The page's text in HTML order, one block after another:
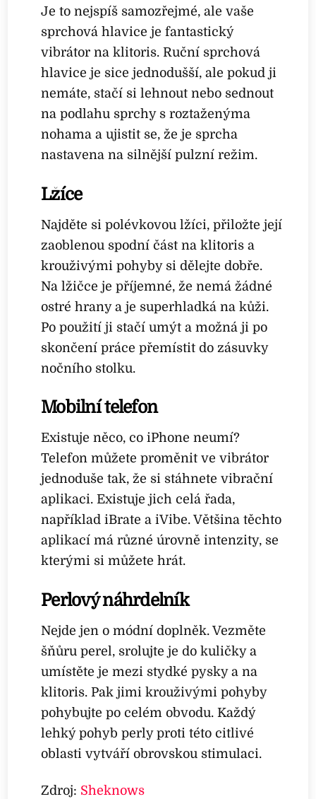
Je to nejspíš samozřejmé, ale vaše
sprchová hlavice je fantastický
vibrátor na klitoris. Ruční sprchová
hlavice je sice jednodušší, ale pokud ji
nemáte, stačí si lehnout nebo sednout
na podlahu sprchy s roztaženýma
nohama a ujistit se, že je sprcha
nastavena na silnější pulzní režim.
Lžíce
Najděte si polévkovou lžíci, přiložte její
zaoblenou spodní část na klitoris a
krouživými pohyby si dělejte dobře.
Na lžičce je příjemné, že nemá žádné
ostré hrany a je superhladká na kůži.
Po použití ji stačí umýt a možná ji po
skončení práce přemístit do zásuvky
nočního stolku.
Mobilní telefon
Existuje něco, co iPhone neumí?
Telefon můžete proměnit ve vibrátor
jednoduše tak, že si stáhnete vibrační
aplikaci. Existuje jich celá řada,
například iBrate a iVibe. Většina těchto
aplikací má různé úrovně intenzity, se
kterými si můžete hrát.
Perlový náhrdelník
Nejde jen o módní doplněk. Vezměte
šňůru perel, srolujte je do kuličky a
umístěte je mezi stydké pysky a na
klitoris. Pak jimi krouživými pohyby
pohybujte po celém obvodu. Každý
lehký pohyb perly proti této citlivé
oblasti vytváří obrovskou stimulaci.
Zdroj: Sheknows